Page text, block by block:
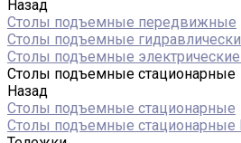
Назад
Столы подъемные передвижные
Столы подъемные
Столы подъемные
Столы подъемные стационарные
Назад
Столы подъемные стационарные
Столы подъемные стационарные